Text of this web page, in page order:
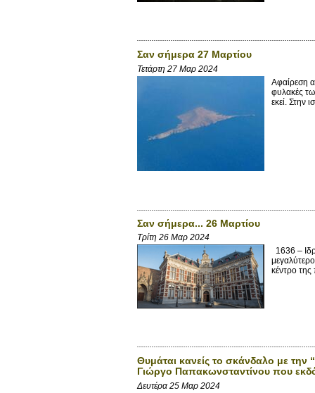
Σαν σήμερα 27 Μαρτίου
Τετάρτη 27 Μαρ 2024
Αφαίρεση
φυλακές
εκεί. Στην
Σαν σήμερα... 26 Μαρτίου
Τρίτη 26 Μαρ 2024
1636 –
κέντρο της
Θυμάται κανείς το σκάνδαλο με την
Γιώργο Παπακωνσταντίνου που
Δευτέρα 25 Μαρ 2024